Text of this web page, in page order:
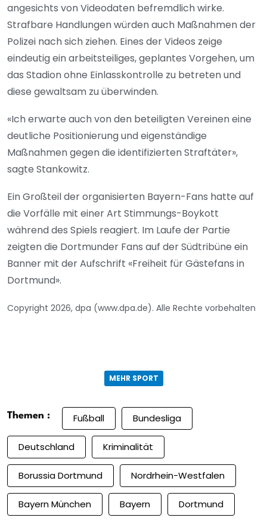
angesichts von Videodaten befremdlich wirke.
Strafbare Handlungen würden auch Maßnahmen der
Polizei nach sich ziehen. Eines der Videos zeige
eindeutig ein arbeitsteiliges, geplantes Vorgehen, um
das Stadion ohne Einlasskontrolle zu betreten und
diese gewaltsam zu überwinden.
«Ich erwarte auch von den beteiligten Vereinen eine
deutliche Positionierung und eigenständige
Maßnahmen gegen die identifizierten Straftäter»,
sagte Stankowitz.
Ein Großteil der organisierten Bayern-Fans hatte auf
die Vorfälle mit einer Art Stimmungs-Boykott
während des Spiels reagiert. Im Laufe der Partie
zeigten die Dortmunder Fans auf der Südtribüne ein
Banner mit der Aufschrift «Freiheit für Gästefans in
Dortmund».
Copyright 2026, dpa (www.dpa.de). Alle Rechte vorbehalten
MEHR SPORT
Themen : Fußball Bundesliga
Deutschland Kriminalität
Borussia Dortmund Nordrhein-Westfalen
Bayern München Bayern Dortmund